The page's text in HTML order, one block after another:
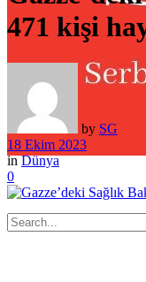
471 kişi
by SG
18 Ekim 2023
in Dünya
0